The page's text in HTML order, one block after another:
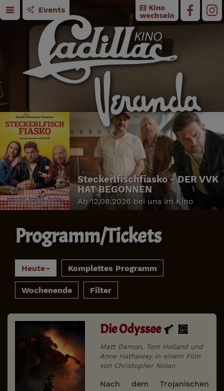
Events
Steckerlfischfiasko - DER VVK
HAT BEGONNEN
Ab 12.08.2026 bei uns im Kino
Programm/Tickets
Heute Komplettes Programm
Wochenende Filter
Die Odyssee
Matt Damon, Tom Holland und
Anne Hathaway in einem Film
von Christopher Nolan
Nach dem Trojanischen